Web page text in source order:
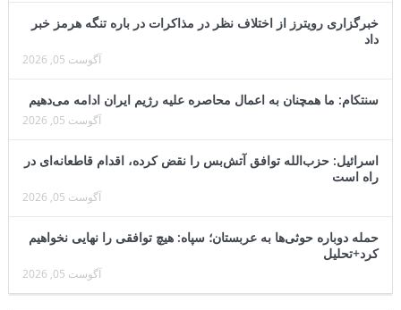
خبرگزاری رویترز از اختلاف نظر در مذاکرات در باره تنگه هرمز خبر
داد
آگوست 05, 2026
سنتکام: ما همچنان به اعمال محاصره علیه رژیم ایران ادامه می‌دهیم
آگوست 05, 2026
اسرائیل: حزب‌الله توافق آتش‌بس را نقض کرده، اقدام قاطعانه‌ای در
راه است
آگوست 05, 2026
حمله دوباره حوثی‌ها به عربستان؛ سپاه: هیچ توافقی را نهایی نخواهیم
کرد+تحلیل
آگوست 05, 2026